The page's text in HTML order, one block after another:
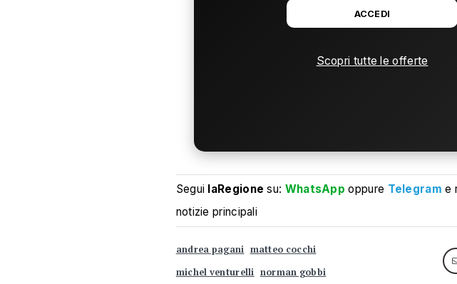
ACCEDI
Scopri tutte le offerte
Segui laRegione su: WhatsApp oppure Telegram e
notizie principali
andrea pagani matteo cocchi
michel venturelli norman gobbi